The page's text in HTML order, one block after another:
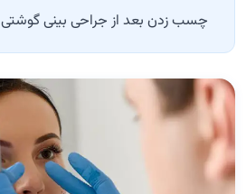
چسب زدن بعد از جراحی بینی گوشتی